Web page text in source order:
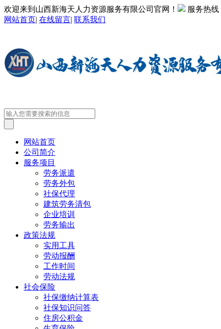
欢迎来到山西新海天人力资源服务有限公司官网！
服务热线
网站首页| 在线留言| 联系我们
网站首页
公司简介
服务项目
劳务派遣
劳务外包
社保代理
建筑劳务清包
企业培训
劳务输出
政策法规
实用工具
劳动报酬
工作时间
劳动法规
社会保险
社保缴纳计算表
社保知识问答
住房公积金